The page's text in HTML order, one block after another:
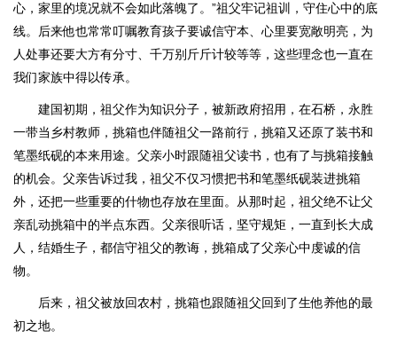
心，家里的境况就不会如此落魄了。”祖父牢记祖训，守住心中的底
线。后来他也常常叮嘱教育孩子要诚信守本、心里要宽敞明亮，为
人处事还要大方有分寸、千万别斤斤计较等等，这些理念也一直在
我们家族中得以传承。
建国初期，祖父作为知识分子，被新政府招用，在石桥，永胜
一带当乡村教师，挑箱也伴随祖父一路前行，挑箱又还原了装书和
笔墨纸砚的本来用途。父亲小时跟随祖父读书，也有了与挑箱接触
的机会。父亲告诉过我，祖父不仅习惯把书和笔墨纸砚装进挑箱
外，还把一些重要的什物也存放在里面。从那时起，祖父绝不让父
亲乱动挑箱中的半点东西。父亲很听话，坚守规矩，一直到长大成
人，结婚生子，都信守祖父的教诲，挑箱成了父亲心中虔诚的信
物。
后来，祖父被放回农村，挑箱也跟随祖父回到了生他养他的最
初之地。